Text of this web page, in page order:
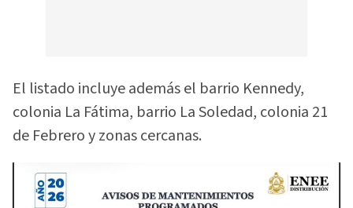
El listado incluye además el barrio Kennedy,
colonia La Fátima, barrio La Soledad, colonia 21
de Febrero y zonas cercanas.